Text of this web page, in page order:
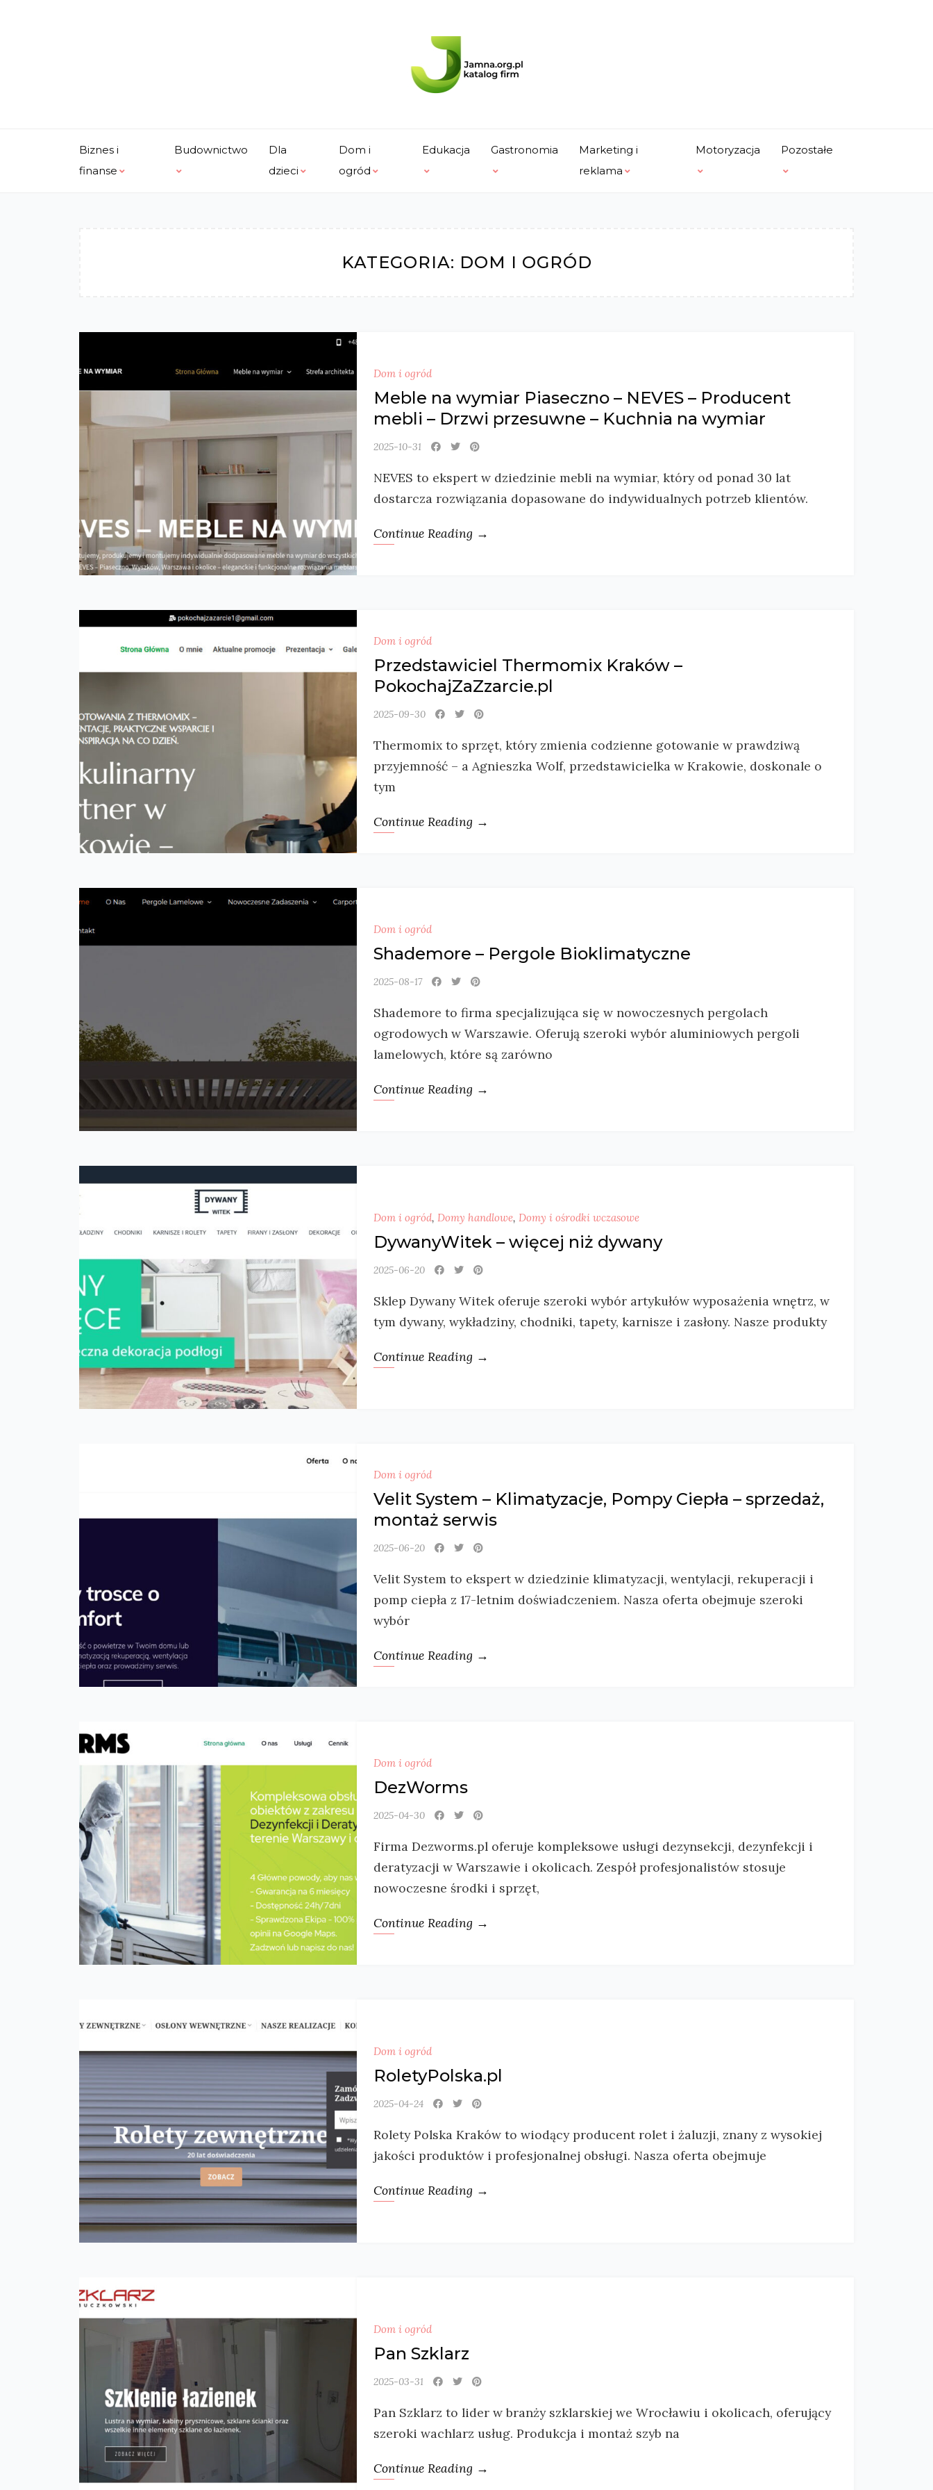
Biznes i
finanse
Budownictwo
Dla
dzieci
Dom i
ogród
Edukacja Gastronomia
Marketing i
reklama
Motoryzacja Pozostałe
KATEGORIA: DOM I OGRÓD
Dom i ogród
Meble na wymiar Piaseczno – NEVES – Producent
mebli – Drzwi przesuwne – Kuchnia na wymiar
2025-10-31
NEVES to ekspert w dziedzinie mebli na wymiar, który od ponad 30 lat
dostarcza rozwiązania dopasowane do indywidualnych potrzeb klientów.
Continue Reading →
Dom i ogród
Przedstawiciel Thermomix Kraków –
PokochajZaZzarcie.pl
2025-09-30
Thermomix to sprzęt, który zmienia codzienne gotowanie w prawdziwą
przyjemność – a Agnieszka Wolf, przedstawicielka w Krakowie, doskonale o
tym
Continue Reading →
Dom i ogród
Shademore – Pergole Bioklimatyczne
2025-08-17
Shademore to firma specjalizująca się w nowoczesnych pergolach
ogrodowych w Warszawie. Oferują szeroki wybór aluminiowych pergoli
lamelowych, które są zarówno
Continue Reading →
Dom i ogród, Domy handlowe, Domy i ośrodki wczasowe
DywanyWitek – więcej niż dywany
2025-06-20
Sklep Dywany Witek oferuje szeroki wybór artykułów wyposażenia wnętrz, w
tym dywany, wykładziny, chodniki, tapety, karnisze i zasłony. Nasze produkty
Continue Reading →
Dom i ogród
Velit System – Klimatyzacje, Pompy Ciepła – sprzedaż,
montaż serwis
2025-06-20
Velit System to ekspert w dziedzinie klimatyzacji, wentylacji, rekuperacji i
pomp ciepła z 17-letnim doświadczeniem. Nasza oferta obejmuje szeroki
wybór
Continue Reading →
Dom i ogród
DezWorms
2025-04-30
Firma Dezworms.pl oferuje kompleksowe usługi dezynsekcji, dezynfekcji i
deratyzacji w Warszawie i okolicach. Zespół profesjonalistów stosuje
nowoczesne środki i sprzęt,
Continue Reading →
Dom i ogród
RoletyPolska.pl
2025-04-24
Rolety Polska Kraków to wiodący producent rolet i żaluzji, znany z wysokiej
jakości produktów i profesjonalnej obsługi. Nasza oferta obejmuje
Continue Reading →
Dom i ogród
Pan Szklarz
2025-03-31
Pan Szklarz to lider w branży szklarskiej we Wrocławiu i okolicach, oferujący
szeroki wachlarz usług. Produkcja i montaż szyb na
Continue Reading →